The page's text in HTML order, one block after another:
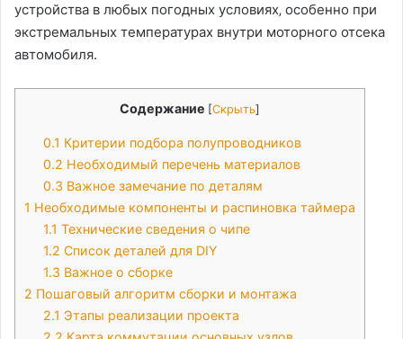
устройства в любых погодных условиях‚ особенно при
экстремальных температурах внутри моторного отсека
автомобиля.
Содержание [Скрыть]
0.1 Критерии подбора полупроводников
0.2 Необходимый перечень материалов
0.3 Важное замечание по деталям
1 Необходимые компоненты и распиновка таймера
1.1 Технические сведения о чипе
1.2 Список деталей для DIY
1.3 Важное о сборке
2 Пошаговый алгоритм сборки и монтажа
2.1 Этапы реализации проекта